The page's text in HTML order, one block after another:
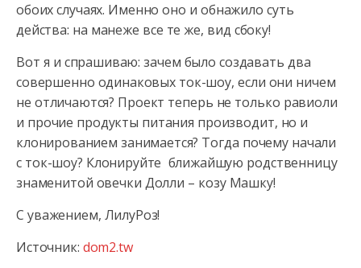
обоих случаях. Именно оно и обнажило суть
действа: на манеже все те же, вид сбоку!
Вот я и спрашиваю: зачем было создавать два
совершенно одинаковых ток-шоу, если они ничем
не отличаются? Проект теперь не только равиоли
и прочие продукты питания производит, но и
клонированием занимается? Тогда почему начали
с ток-шоу? Клонируйте ближайшую родственницу
знаменитой овечки Долли – козу Машку!
С уважением, ЛилуРоз!
Источник: dom2.tw